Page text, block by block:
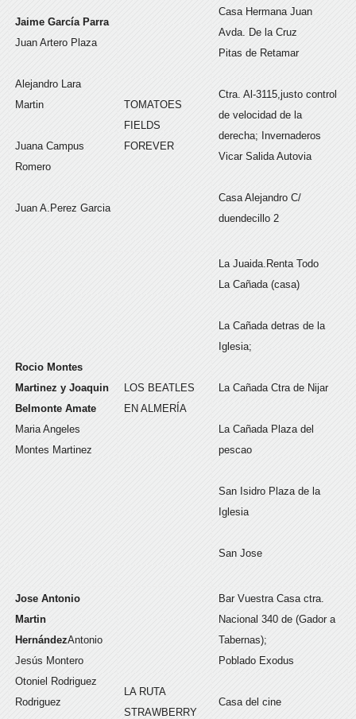
Jaime García Parra
Juan Artero Plaza
Alejandro Lara
Martin
Juana Campus
Romero
Juan A.Perez Garcia
TOMATOES
FIELDS
FOREVER
Casa Hermana Juan
Avda. De la Cruz
Pitas de Retamar
Ctra. Al-3115,justo control
de velocidad de la
derecha; Invernaderos
Vicar Salida Autovia
Casa Alejandro C/
duendecillo 2
Rocio Montes
Martinez y Joaquin
Belmonte Amate
Maria Angeles
Montes Martinez
LOS BEATLES
EN ALMERÍA
La Juaida.Renta Todo
La Cañada (casa)
La Cañada detras de la
Iglesia;
La Cañada Ctra de Nijar
La Cañada Plaza del
pescao
San Isidro Plaza de la
Iglesia
San Jose
Jose Antonio
Martin
HernándezAntonio
Jesús Montero
Otoniel Rodriguez
Rodriguez
LA RUTA
STRAWBERRY
Bar Vuestra Casa ctra.
Nacional 340 de (Gador a
Tabernas);
Poblado Exodus
Casa del cine